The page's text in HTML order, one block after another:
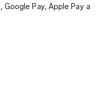
Pay, Apple Pay a